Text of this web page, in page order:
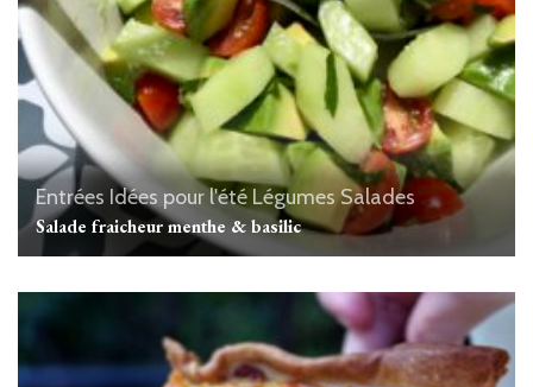
Entrées Idées pour l'été Légumes Salades
Salade fraicheur menthe & basilic